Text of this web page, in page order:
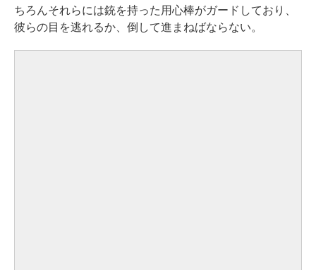
ちろんそれらには銃を持った用心棒がガードしており、
彼らの目を逃れるか、倒して進まねばならない。